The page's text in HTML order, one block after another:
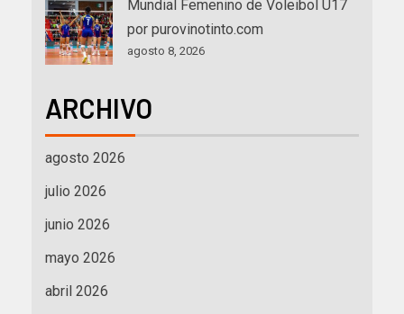
Mundial Femenino de Voleibol U17
por purovinotinto.com
agosto 8, 2026
ARCHIVO
agosto 2026
julio 2026
junio 2026
mayo 2026
abril 2026